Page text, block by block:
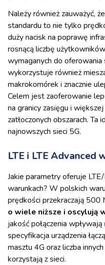
Należy również zauważyć,
standardu to nie tylko
duży nacisk na poprawę
rosnącą liczbę
wymaganych do
wykorzystuje również
makrokomórek i znacznie
Celem jest zaoferowanie
na granicy zasięgu i
zatłoczonych obszarach.
najnowszych sieci 5G.
LTE i LTE Advanced
Jakie parametry oferuje
warunkach? W polskich
prędkości przekraczają 500
o wiele niższe i oscylują
jakość połączenia wpływają
specyfikacja urządzenia
masztu 4G oraz liczba
korzystają z sieci.